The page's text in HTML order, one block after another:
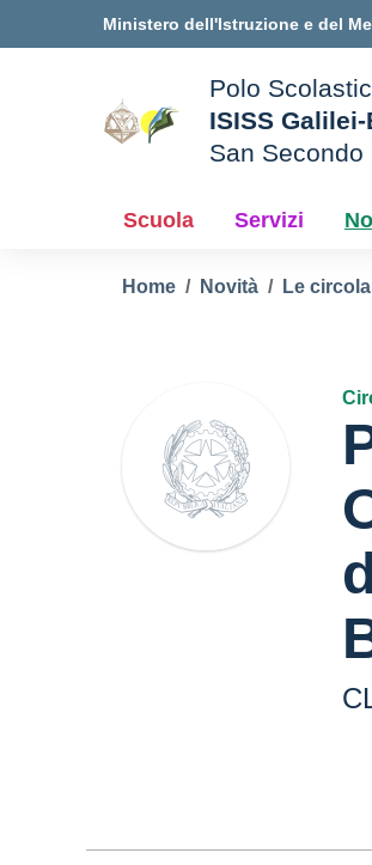
Vai ai contenuti
Vai al menu di navigazioneMinistero dell'Istruzione e del
Polo
ISISS
San
Scuola Servizi
Home Novità Le